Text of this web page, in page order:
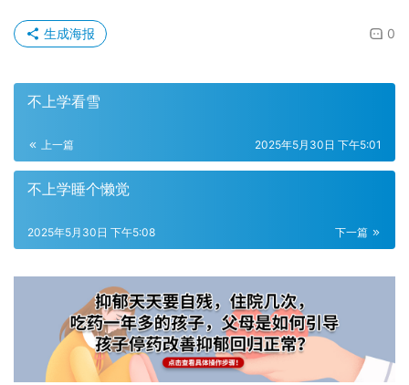
0
生成海报
不上学看雪
上一篇 2025年5月30日 下午5:01
不上学睡个懒觉
下一篇
2025年5月30日 下午5:08